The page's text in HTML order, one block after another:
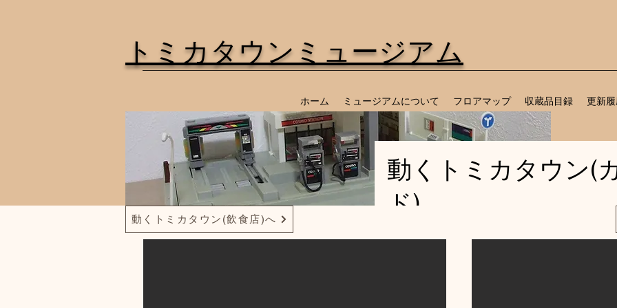
トミカタウンミュージアム
ホーム ミュージアムについて フロアマップ 収蔵品目録 更新
動くトミカタウン(
ド)
動くトミカタウン(飲食店)へ